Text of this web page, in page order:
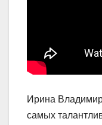
Ирина
самых